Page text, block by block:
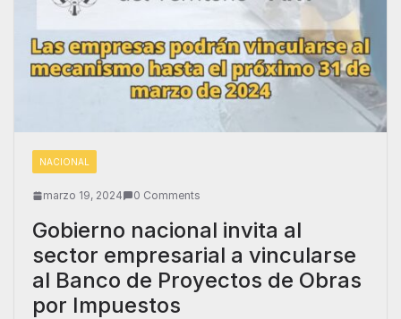
NACIONAL
marzo 19, 2024 0 Comments
Gobierno nacional invita al
sector empresarial a vincularse
al Banco de Proyectos de Obras
por Impuestos